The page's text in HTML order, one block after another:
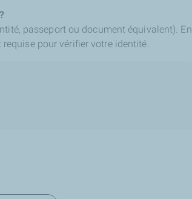
passeport ou document équivalent). En
pour vérifier votre identité.